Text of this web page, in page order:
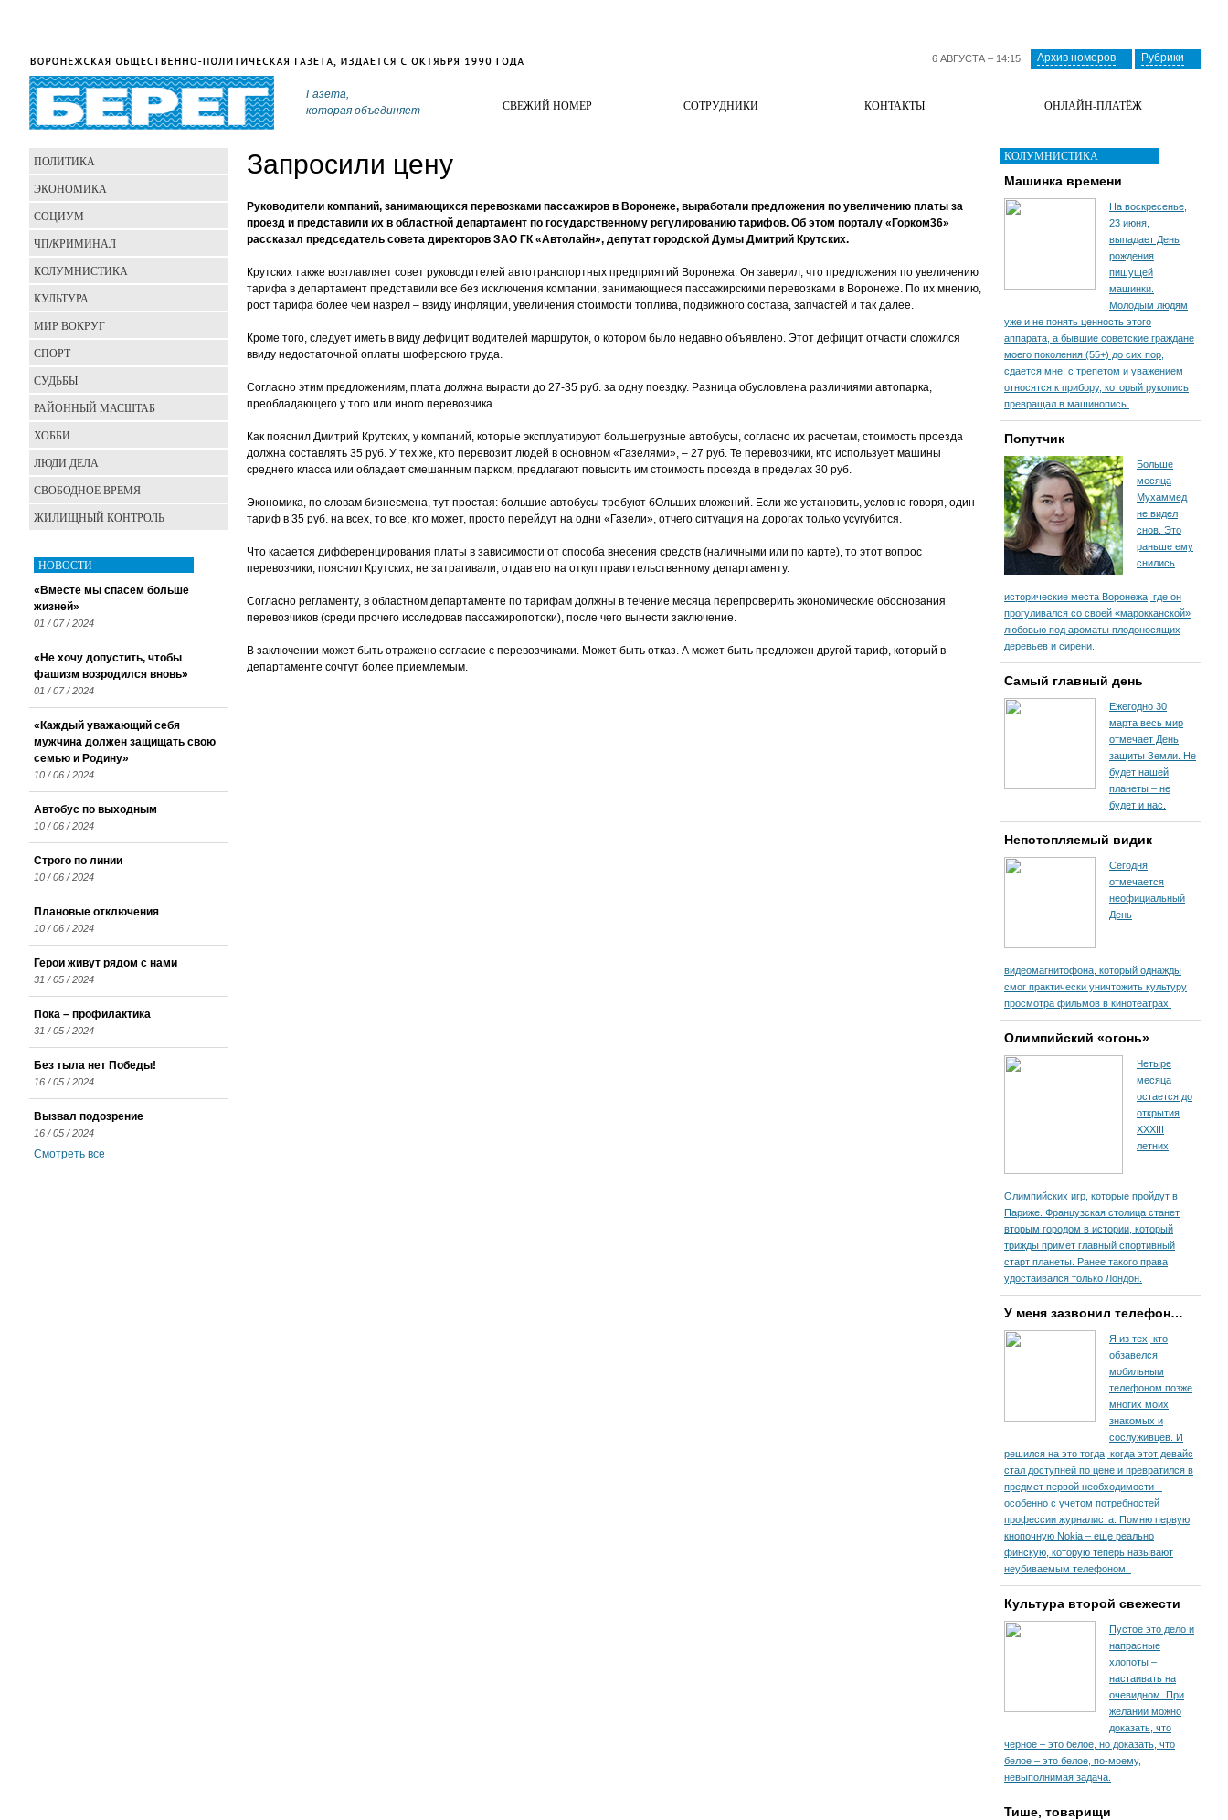
6 АВГУСТА – 14:15 Архив номеров Рубрики
Газета,
которая объединяет
СВЕЖИЙ НОМЕР СОТРУДНИКИ КОНТАКТЫ ОНЛАЙН-ПЛАТЁЖ
Запросили цену
Руководители компаний, занимающихся перевозками пассажиров в Воронеже, выработали предложения по увеличению платы за
проезд и представили их в областной департамент по государственному регулированию тарифов. Об этом порталу «Горком36»
рассказал председатель совета директоров ЗАО ГК «Автолайн», депутат городской Думы Дмитрий Крутских.
Крутских также возглавляет совет руководителей автотранспортных предприятий Воронежа. Он заверил, что предложения по увеличению
тарифа в департамент представили все без исключения компании, занимающиеся пассажирскими перевозками в Воронеже. По их мнению,
рост тарифа более чем назрел – ввиду инфляции, увеличения стоимости топлива, подвижного состава, запчастей и так далее.
Кроме того, следует иметь в виду дефицит водителей маршруток, о котором было недавно объявлено. Этот дефицит отчасти сложился
ввиду недостаточной оплаты шоферского труда.
Согласно этим предложениям, плата должна вырасти до 27-35 руб. за одну поездку. Разница обусловлена различиями автопарка,
преобладающего у того или иного перевозчика.
Как пояснил Дмитрий Крутских, у компаний, которые эксплуатируют большегрузные автобусы, согласно их расчетам, стоимость проезда
должна составлять 35 руб. У тех же, кто перевозит людей в основном «Газелями», – 27 руб. Те перевозчики, кто использует машины
среднего класса или обладает смешанным парком, предлагают повысить им стоимость проезда в пределах 30 руб.
Экономика, по словам бизнесмена, тут простая: большие автобусы требуют бОльших вложений. Если же установить, условно говоря, один
тариф в 35 руб. на всех, то все, кто может, просто перей­дут на одни «Газели», отчего ситуация на дорогах только усугубится.
Что касается дифференцирования платы в зависимости от способа внесения средств (наличными или по карте), то этот вопрос
перевозчики, пояснил Крутских, не затрагивали, отдав его на откуп правительственному департаменту.
Согласно регламенту, в областном департаменте по тарифам должны в течение месяца перепроверить экономические обоснования
перевозчиков (среди прочего исследовав пассажиропотоки), после чего вынести заключение.
В заключении может быть отражено согласие с перевозчиками. Может быть отказ. А может быть предложен другой тариф, который в
департаменте сочтут более приемлемым.
ПОЛИТИКА
ЭКОНОМИКА
СОЦИУМ
ЧП/КРИМИНАЛ
КОЛУМНИСТИКА
КУЛЬТУРА
МИР ВОКРУГ
СПОРТ
СУДЬБЫ
РАЙОННЫЙ МАСШТАБ
ХОББИ
ЛЮДИ ДЕЛА
СВОБОДНОЕ ВРЕМЯ
ЖИЛИЩНЫЙ КОНТРОЛЬ
НОВОСТИ
«Вместе мы спасем больше
жизней»
01 / 07 / 2024
«Не хочу допустить, чтобы
фашизм возродился вновь»
01 / 07 / 2024
«Каждый уважающий себя
мужчина должен защищать свою
семью и Родину»
10 / 06 / 2024
Автобус по выходным
10 / 06 / 2024
Строго по линии
10 / 06 / 2024
Плановые отключения
10 / 06 / 2024
Герои живут рядом с нами
31 / 05 / 2024
Пока – профилактика
31 / 05 / 2024
Без тыла нет Победы!
16 / 05 / 2024
Вызвал подозрение
16 / 05 / 2024
Смотреть все
КОЛУМНИСТИКА
Машинка времени
На воскресенье,
23 июня,
выпадает День
рождения
пишущей
машинки.
Молодым людям
уже и не понять ценность этого
аппарата, а бывшие советские граждане
моего поколения (55+) до сих пор,
сдается мне, с трепетом и уважением
относятся к прибору, который рукопись
превращал в машинопись.
Попутчик
Больше
месяца
Мухаммед
не видел
снов. Это
раньше ему
снились
исторические места Воронежа, где он
прогуливался со своей «марокканской»
любовью под ароматы плодоносящих
деревьев и сирени.
Самый главный день
Ежегодно 30
марта весь мир
отмечает День
защиты Земли. Не
будет нашей
планеты – не
будет и нас.
Непотопляемый видик
Сегодня
отмечается
неофициальный
День
видеомагнитофона, который однажды
смог практически уничтожить культуру
просмотра фильмов в кинотеатрах.
Олимпийский «огонь»
Четыре
месяца
остается до
открытия
XXXIII
летних
Олимпийских игр, которые пройдут в
Париже. Французская столица станет
вторым городом в истории, который
трижды примет главный спортивный
старт планеты. Ранее такого права
удостаивался только Лондон.
У меня зазвонил телефон…
Я из тех, кто
обзавелся
мобильным
телефоном позже
многих моих
знакомых и
сослуживцев. И
решился на это тогда, когда этот девайс
стал доступней по цене и превратился в
предмет первой необходимости –
особенно с учетом потребностей
профессии журналиста. Помню первую
кнопочную Nokia – еще реально
финскую, которую теперь называют
неубиваемым телефоном.
Культура второй свежести
Пустое это дело и
напрасные
хлопоты –
настаивать на
очевидном. При
желании можно
доказать, что
черное – это белое, но доказать, что
белое – это белое, по-моему,
невыполнимая задача.
Тише, товарищи